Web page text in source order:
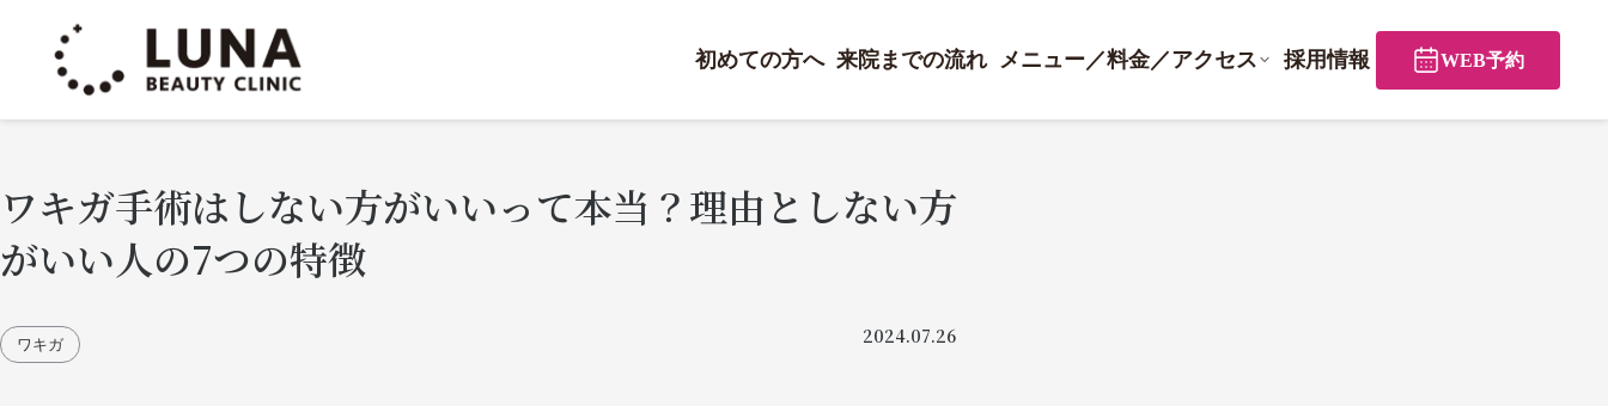
初めての方へ 来院までの流れ メニュー／料金／アクセス 採用情報 WEB予約
ワキガ手術はしない方がいいって本当？理由としない方
がいい人の7つの特徴
ワキガ 2024.07.26